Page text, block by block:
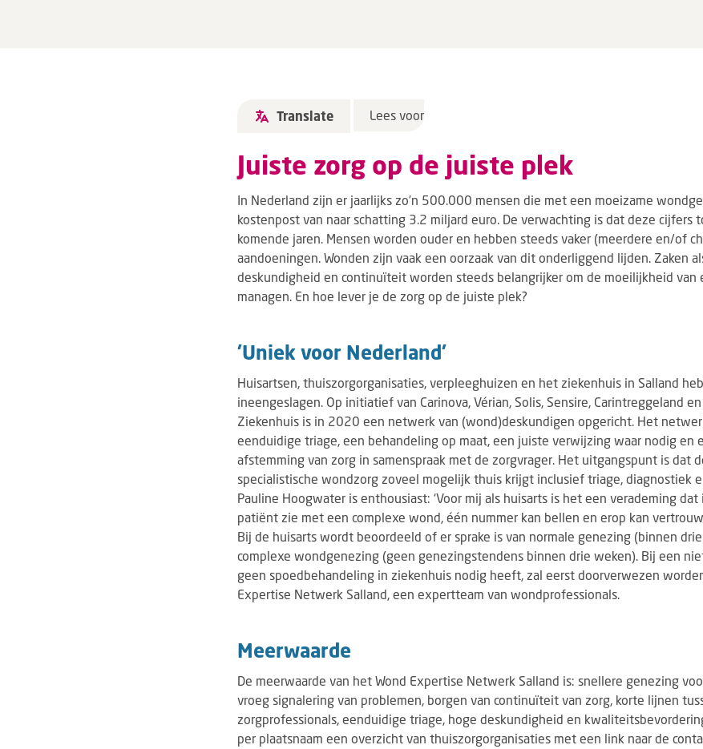
Translate Lees voor
Juiste zorg op de juiste plek
In Nederland zijn er jaarlijks zo’n 500.000 mensen die met een moeizame
kostenpost van naar schatting 3.2 miljard euro. De verwachting is dat deze cijfers
komende jaren. Mensen worden ouder en hebben steeds vaker (meerdere en/of
aandoeningen. Wonden zijn vaak een oorzaak van dit onderliggend lijden. Zaken
deskundigheid en continuïteit worden steeds belangrijker om de moeilijkheid van
managen. En hoe lever je de zorg op de juiste plek?
'Uniek voor Nederland'
Huisartsen, thuiszorgorganisaties, verpleeghuizen en het ziekenhuis in Salland
ineengeslagen. Op initiatief van Carinova, Vérian, Solis, Sensire, Carintreggeland
Ziekenhuis is in 2020 een netwerk van (wond)deskundigen opgericht. Het
eenduidige triage, een behandeling op maat, een juiste verwijzing waar nodig en
afstemming van zorg in samenspraak met de zorgvrager. Het uitgangspunt is dat
specialistische wondzorg zoveel mogelijk thuis krijgt inclusief triage, diagnostiek
Pauline Hoogwater is enthousiast: ‘Voor mij als huisarts is het een verademing
patiënt zie met een complexe wond, één nummer kan bellen en erop kan
Bij de huisarts wordt beoordeeld of er sprake is van normale genezing (binnen
complexe wondgenezing (geen genezingstendens binnen drie weken). Bij een
geen spoedbehandeling in ziekenhuis nodig heeft, zal eerst doorverwezen
Expertise Netwerk Salland, een expertteam van wondprofessionals.
Meerwaarde
De meerwaarde van het Wond Expertise Netwerk Salland is: snellere genezing
vroeg signalering van problemen, borgen van continuïteit van zorg, korte lijnen
zorgprofessionals, eenduidige triage, hoge deskundigheid en
per plaatsnaam een overzicht van thuiszorgorganisaties met een link naar de